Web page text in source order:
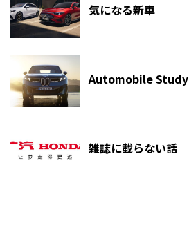
気になる新車
Automobile Study
雑誌に載らない話